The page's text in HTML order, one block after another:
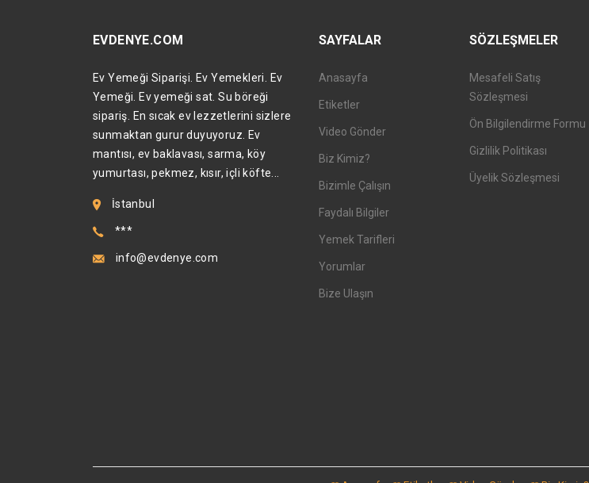
EVDENYE.COM
Ev Yemeği Siparişi. Ev Yemekleri. Ev
Yemeği. Ev yemeği sat. Su böreği
sipariş. En sıcak ev lezzetlerini sizlere
sunmaktan gurur duyuyoruz. Ev
mantısı, ev baklavası, sarma, köy
yumurtası, pekmez, kısır, içli köfte...
İstanbul
***
info@evdenye.com
SAYFALAR
Anasayfa
Etiketler
Video Gönder
Biz Kimiz?
Bizimle Çalışın
Faydalı Bilgiler
Yemek Tarifleri
Yorumlar
Bize Ulaşın
SÖZLEŞMELER
Mesafeli Satış
Sözleşmesi
Ön Bilgilendirme Formu
Gizlilik Politikası
Üyelik Sözleşmesi